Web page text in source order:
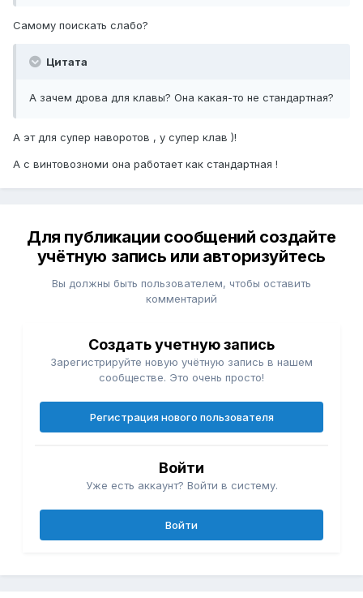
Самому поискать слабо?
Цитата
А зачем дрова для клавы? Она какая-то не стандартная?
А эт для супер наворотов , у супер клав )!
А с винтовозноми она работает как стандартная !
Для публикации сообщений создайте
учётную запись или авторизуйтесь
Вы должны быть пользователем, чтобы оставить
комментарий
Создать учетную запись
Зарегистрируйте новую учётную запись в нашем
сообществе. Это очень просто!
Регистрация нового пользователя
Войти
Уже есть аккаунт? Войти в систему.
Войти